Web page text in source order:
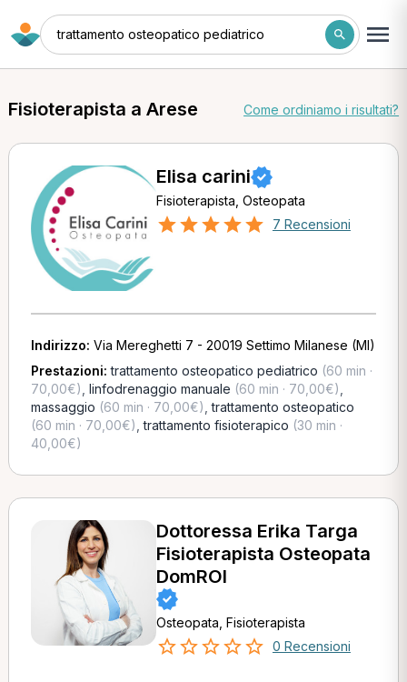
trattamento osteopatico pediatrico
Fisioterapista a Arese Come ordiniamo i risultati?
Elisa carini
Fisioterapista, Osteopata
7 Recensioni
Indirizzo: Via Mereghetti 7 - 20019 Settimo Milanese (MI)
Prestazioni:trattamento osteopatico pediatrico (60 min ·
70,00€) linfodrenaggio manuale (60 min · 70,00€)
massaggio (60 min · 70,00€) ,trattamento osteopatico
(60 min · 70,00€) ,trattamento fisioterapico (30 min ·
40,00€)
Dottoressa Erika Targa
Fisioterapista Osteopata
DomROI
Osteopata, Fisioterapista
0 Recensioni